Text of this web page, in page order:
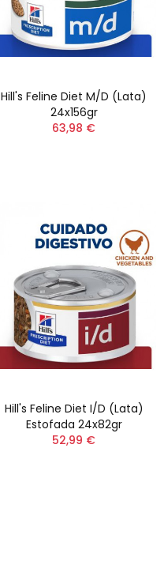
Hill's Feline Diet M/d (Lata)
24x156gr
63,98 €
Hill's Feline Diet I/d (Lata)
Estofada 24x82gr
52,99 €